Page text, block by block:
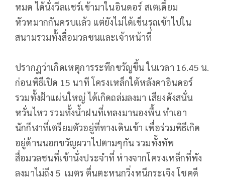
หมด ได้นั่งวีลแชร์เข้ามาในอินดอร์ สเตเดี้ยม
หัวหมากกันครบแล้ว แต่ยังไม่ได้เข็นรถเข้าไปใน
สนามรวมทั้งสื่อมวลชนและเจ้าหน้าที่่
ปรากฏว่าเกิดเหตุการระทึกขวัญขึ้น ในเวลา 16.45 น.
ก่อนพิธีเปิด 15 นาที โครงเหล็กใต้หลังคาอินดอร์
รวมทั้งฝ้าแผ่นใหญ่ ได้เกิดถล่มลงมา เสียงดังสนั่น
หวั่นไหว รวมทั้งน้ำฝนที่เทลงมานองพื้น ทำเอา
นักกีฬาที่เตรียมตัวอยู่ที่ทางเดินเข้า เพื่อร่วมพิธีเกิด
อยู่ด้านนอกขวัญผวาไปตามๆกัน รวมทั้งทัพ
สื่อมวลชนที่เข้านั่งประจำที่ ห่างจากโครงเหล็กที่พัง
ลงมาไม่ถึง 5 เมตร ตื่นตะหนกวิ่งหนีกระเจิง โชคดี